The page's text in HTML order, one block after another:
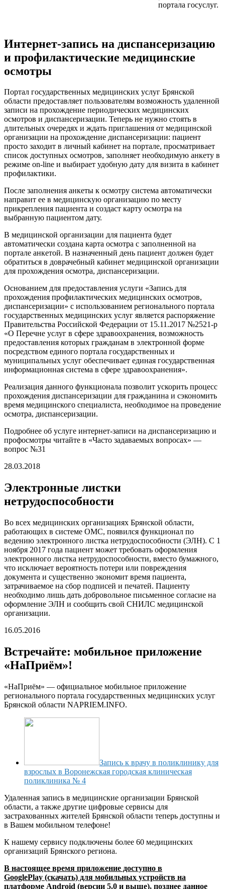
портала госуслуг.
Интернет-запись на диспансеризацию
и профилактические медицинские
осмотры
Портал государственных медицинских услуг Брянской
области предоставляет пользователям возможность удаленной
записи на прохождение периодических медицинских
осмотров и диспансеризации. Теперь не нужно стоять в
длительных очередях и ждать приглашения от медицинской
организации на прохождение диспансеризации: пациент
просто заходит в личный кабинет на портале, просматривает
список доступных осмотров, заполняет необходимую анкету в
режиме on-line и выбирает удобную дату для визита в кабинет
профилактики.
После заполнения анкеты к осмотру система автоматически
направит ее в медицинскую организацию по месту
прикрепления пациента и создаст карту осмотра на
выбранную пациентом дату.
В медицинской организации для пациента будет
автоматически создана карта осмотра с заполненной на
портале анкетой. В назначенный день пациент должен будет
обратиться в доврачебный кабинет медицинской организации
для прохождения осмотра, диспансеризации.
Основанием для предоставления услуги «Запись для
прохождения профилактических медицинских осмотров,
диспансеризации» с использованием регионального портала
государственных медицинских услуг является распоряжение
Правительства Российской Федерации от 15.11.2017 №2521-р
«О Перечне услуг в сфере здравоохранения, возможность
предоставления которых гражданам в электронной форме
посредством единого портала государственных и
муниципальных услуг обеспечивает единая государственная
информационная система в сфере здравоохранения».
Реализация данного функционала позволит ускорить процесс
прохождения диспансеризации для гражданина и сэкономить
время медицинского специалиста, необходимое на проведение
осмотра, диспансеризации.
Подробнее об услуге интернет-записи на диспансеризацию и
профосмотры читайте в «Часто задаваемых вопросах» —
вопрос №31
28.03.2018
Электронные листки
нетрудоспособности
Во всех медицинских организациях Брянской области,
работающих в системе ОМС, появился функционал по
ведению электронного листка нетрудоспособности (ЭЛН). С 1
ноября 2017 года пациент может требовать оформления
электронного листка нетрудоспособности, вместо бумажного,
что исключает вероятность потери или повреждения
документа и существенно экономит время пациента,
затрачиваемое на сбор подписей и печатей. Пациенту
необходимо лишь дать добровольное письменное согласие на
оформление ЭЛН и сообщить свой СНИЛС медицинской
организации.
16.05.2016
Встречайте: мобильное приложение
«НаПриём»!
«НаПриём» — официальное мобильное приложение
регионального портала государственных медицинских услуг
Брянской области NAPRIEM.INFO.
Запись к врачу в поликлинику для
взрослых в Воронежская городская клиническая
поликлиника № 4
Удаленная запись в медицинские организации Брянской
области, а также другие цифровые сервисы для
застрахованных жителей Брянской области теперь доступны и
в Вашем мобильном телефоне!
К нашему сервису подключены более 60 медицинских
организаций Брянского региона.
В настоящее время приложение доступно в
GooglePlay (скачать) для мобильных устройств на
платформе Android (версии 5.0 и выше), позднее данное